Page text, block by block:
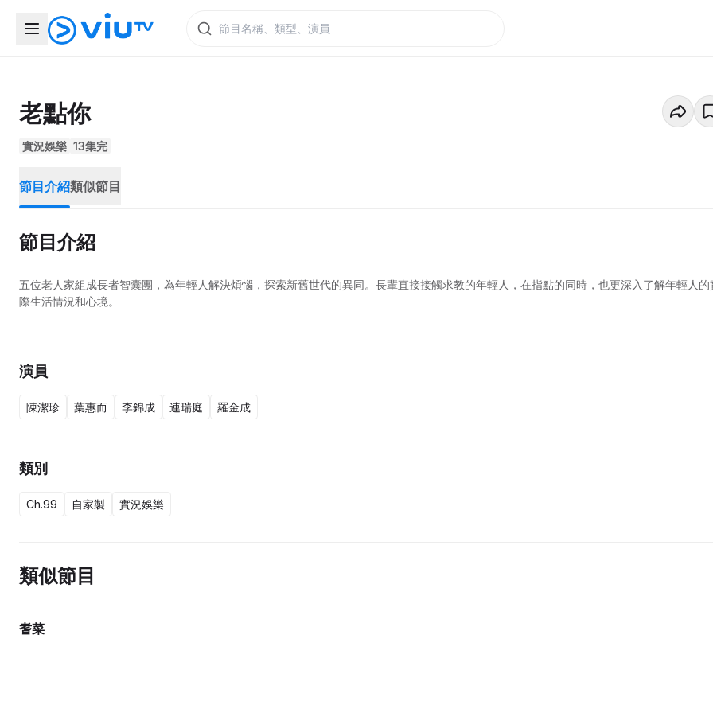
老點你
實況娛樂 13集完
節目介紹類似節目
節目介紹
五位老人家組成長者智囊團，為年輕人解決煩惱，探索新舊世代的異同。長輩直接接觸求教的年輕人，在指點的同時，也更深入了解年輕人的
際生活情況和心境。
演員
陳潔珍 葉惠而 李錦成 連瑞庭 羅金成
類別
Ch.99 自家製 實況娛樂
類似節目
耆菜